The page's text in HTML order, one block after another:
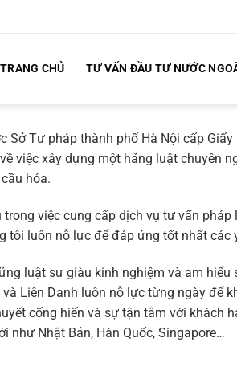
TRANG CHỦ TƯ VẤN ĐẦU TƯ NƯỚC
Sở Tư pháp thành phố Hà Nội cấp
việc xây dựng một hãng luật chuyên
hóa.
việc cung cấp dịch vụ tư vấn
tôi luôn nỗ lực để đáp ứng tốt nhất
luật sư giàu kinh nghiệm và am
Liên Danh luôn nỗ lực từng ngày
cống hiến và sự tận tâm với
như Nhật Bản, Hàn Quốc, Singapore…